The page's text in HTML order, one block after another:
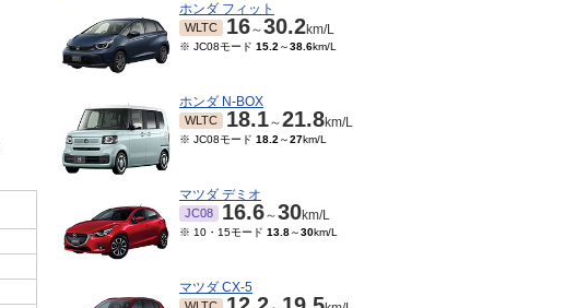
ホンダ フィット
WLTC 16～30.2km/L
※ JC08モード 15.2 ～38.6km/L
ホンダ N-BOX
WLTC 18.1～21.8km/L
※ JC08モード 18.2 ～27km/L
マツダ デミオ
JC08 16.6～30km/L
※ 10・15モード 13.8～30km/L
マツダ CX-5